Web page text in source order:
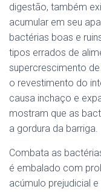
digestão, também
acumular em seu
bactérias boas e
tipos errados de
supercrescimento
o revestimento do
causa inchaço e
mostram que as
a gordura da barriga.
Combata as
é embalado com
acúmulo prejudicial